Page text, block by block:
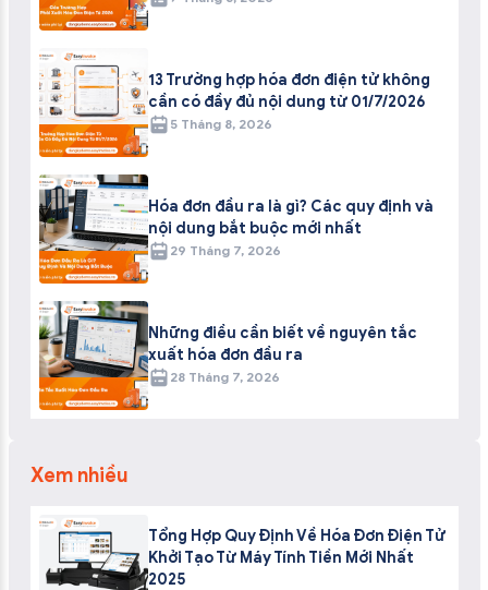
13 Trường hợp hóa đơn điện tử không
cần có đầy đủ nội dung từ 01/7/2026
5 Tháng 8, 2026
Hóa đơn đầu ra là gì? Các quy định và
nội dung bắt buộc mới nhất
29 Tháng 7, 2026
Những điều cần biết về nguyên tắc
xuất hóa đơn đầu ra
28 Tháng 7, 2026
Xem nhiều
Tổng Hợp Quy Định Về Hóa Đơn Điện Tử
Khởi Tạo Từ Máy Tính Tiền Mới Nhất
2025